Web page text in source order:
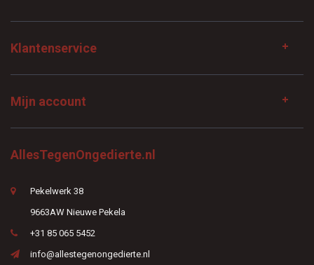
Klantenservice
Mijn account
AllesTegenOngedierte.nl
Pekelwerk 38
9663AW Nieuwe Pekela
+31 85 065 5452
info@allestegenongedierte.nl